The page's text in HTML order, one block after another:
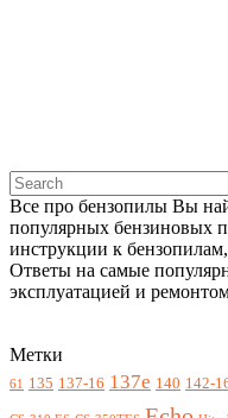
Все про бензопилы Вы
популярных бензиновых
инструкции к
Ответы на самые
эксплуатацией и
Метки
61 135 137-16 137e 140 142-